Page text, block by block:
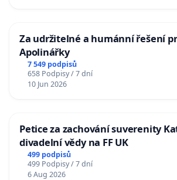
Za udržitelné a humánní řešení
Apolinářky
7 549 podpisů
658 Podpisy / 7 dní
10 Jun 2026
Petice za zachování suverenity
divadelní vědy na FF UK
499 podpisů
499 Podpisy / 7 dní
6 Aug 2026